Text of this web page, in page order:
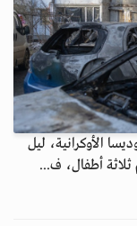
الأوكرانية، ليل
ثلاثة أطفال، ف...